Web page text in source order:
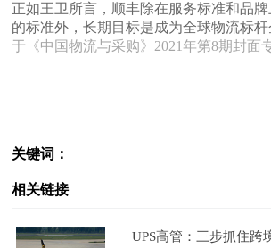
正如王卫所言，顺丰除在服务标准和品
的标准外，长期目标是成为全球物流标杆
于《中国物流与采购》2021年第8期封面
关键词：
相关链接
UPS高管：三步抓住跨